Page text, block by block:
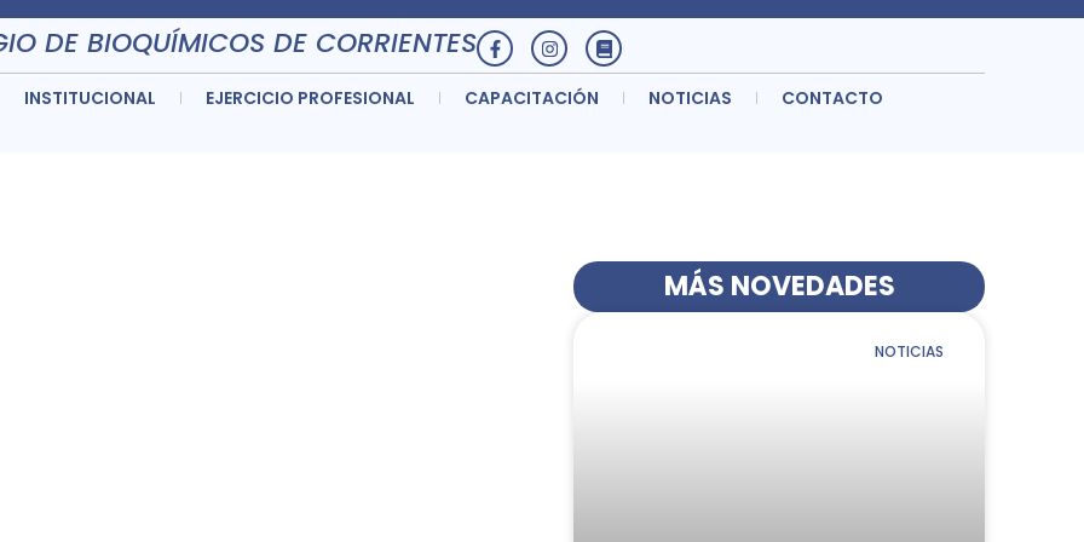
DE BIOQUÍMICOS DE CORRIENTES
INSTITUCIONAL EJERCICIO PROFESIONAL CAPACITACIÓN NOTICIAS CONTACTO
MÁS NOVEDADES
NOTICIAS